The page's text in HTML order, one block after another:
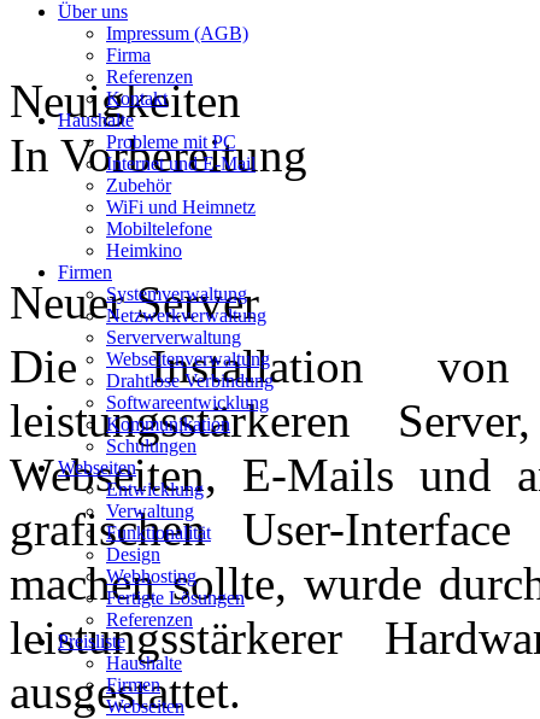
Über uns
Impressum (AGB)
Firma
Referenzen
Kontakt
Haushalte
Probleme mit PC
Internet und E-Mail
Zubehör
WiFi und Heimnetz
Mobiltelefone
Heimkino
Firmen
Systemverwaltung
Netzwerkverwaltung
Serververwaltung
Webseitenverwaltung
Drahtlose Verbindung
Softwareentwicklung
Kommunikation
Schulungen
Webseiten
Entwicklung
Verwaltung
Funktionalität
Design
Webhosting
Fertigte Lösungen
Referenzen
Preisliste
Haushalte
Firmen
Webseiten
Neuigkeiten
In Vorbereitung
Neuer Server
Die Installation von
leistungsstärkeren
Webseiten, E-Mails und
grafischen User-
machen sollte, wurde
leistungsstärkerer
ausgestattet.